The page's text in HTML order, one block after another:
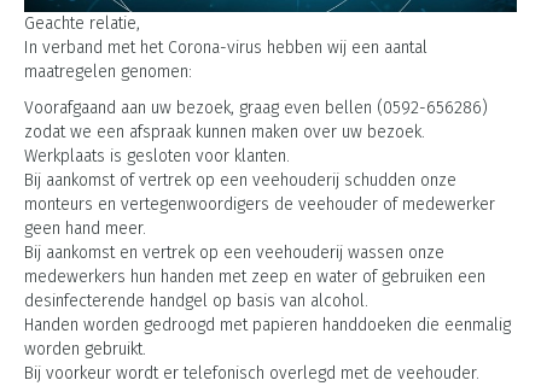
Geachte relatie,
In verband met het Corona-virus hebben wij een aantal
maatregelen genomen:
Voorafgaand aan uw bezoek, graag even bellen (0592-656286)
zodat we een afspraak kunnen maken over uw bezoek.
Werkplaats is gesloten voor klanten.
Bij aankomst of vertrek op een veehouderij schudden onze
monteurs en vertegenwoordigers de veehouder of medewerker
geen hand meer.
Bij aankomst en vertrek op een veehouderij wassen onze
medewerkers hun handen met zeep en water of gebruiken een
desinfecterende handgel op basis van alcohol.
Handen worden gedroogd met papieren handdoeken die eenmalig
worden gebruikt.
Bij voorkeur wordt er telefonisch overlegd met de veehouder.